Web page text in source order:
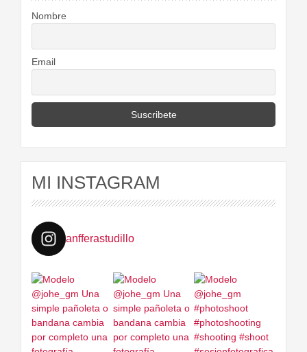
Nombre
Email
MI INSTAGRAM
anfferastudillo